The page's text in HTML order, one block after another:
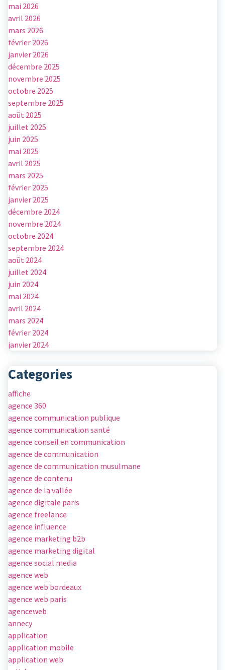
mai 2026
avril 2026
mars 2026
février 2026
janvier 2026
décembre 2025
novembre 2025
octobre 2025
septembre 2025
août 2025
juillet 2025
juin 2025
mai 2025
avril 2025
mars 2025
février 2025
janvier 2025
décembre 2024
novembre 2024
octobre 2024
septembre 2024
août 2024
juillet 2024
juin 2024
mai 2024
avril 2024
mars 2024
février 2024
janvier 2024
Categories
affiche
agence 360
agence communication publique
agence communication santé
agence conseil en communication
agence de communication
agence de communication musulmane
agence de contenu
agence de la vallée
agence digitale paris
agence freelance
agence influence
agence marketing b2b
agence marketing digital
agence social media
agence web
agence web bordeaux
agence web paris
agenceweb
annecy
application
application mobile
application web